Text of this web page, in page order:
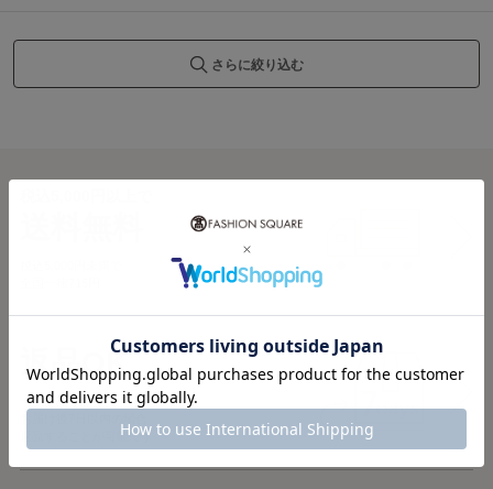
さらに絞り込む
返品OK
一部商品を除き、
返品することが可能です